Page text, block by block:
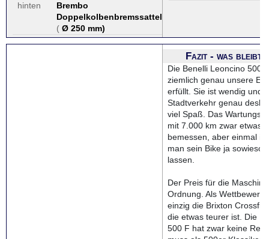
hinten
Brembo
Doppelkolbenbremssattel
( Ø 250 mm)
Fazit - was bleibt
Die Benelli Leoncino 500
ziemlich genau unsere
erfüllt. Sie ist wendig und
Stadtverkehr genau
viel Spaß. Das
mit 7.000 km zwar etwas
bemessen, aber einmal
man sein Bike ja sowieso
lassen.
Der Preis für die
Ordnung. Als
einzig die Brixton
die etwas teurer ist. Die
500 F hat zwar keine